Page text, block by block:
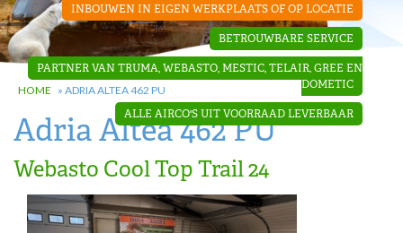
Contact
Dakopbouw
airco’s
‘Onder de
bank’ airco’s
‘Teleco
INBOUWEN IN EIGEN WERKPLAATS OF OP LOCATIE
BETROUWBARE SERVICE
PARTNER VAN TRUMA, WEBASTO, MESTIC, TELAIR, GREE EN
DOMETIC
ALLE AIRCO'S UIT VOORRAAD LEVERBAAR
HOME » ADRIA ALTEA 462 PU
Adria Altea 462 PU
Webasto Cool Top Trail 24